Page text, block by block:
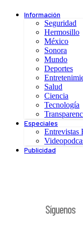
Información
Seguridad
Hermosillo
México
Sonora
Mundo
Deportes
Salud
Ciencia
Tecnología
Especiales
Entrevistas
Publicidad
Síguenos